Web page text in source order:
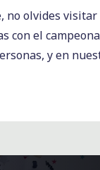
no olvides
con el
y en